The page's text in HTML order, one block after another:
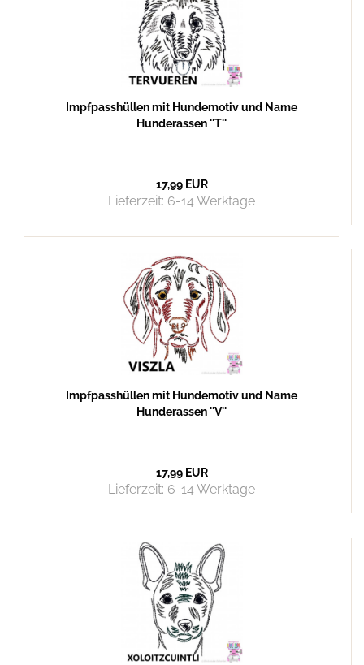
Impfpasshüllen mit Hundemotiv und Name
Hunderassen ''T''
17,99 EUR
Lieferzeit: 6-14 Werktage
Impfpasshüllen mit Hundemotiv und Name
Hunderassen ''V''
17,99 EUR
Lieferzeit: 6-14 Werktage